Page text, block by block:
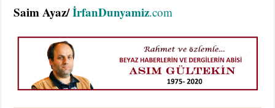
Saim Ayaz/İrfanDunyamiz.com